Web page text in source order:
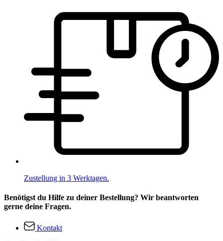
Zustellung in 3 Werktagen.
Benötigst du Hilfe zu deiner Bestellung? Wir beantworten
gerne deine Fragen.
Kontakt